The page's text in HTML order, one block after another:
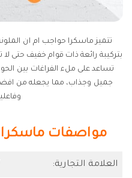
تتميز ماسكرا حواجب ام ان
بتركيبة رائعة ذات قوام خفيف حتى لا
تساعد على ملء الفراغات بين
مواصفات
العلامة التجارية: